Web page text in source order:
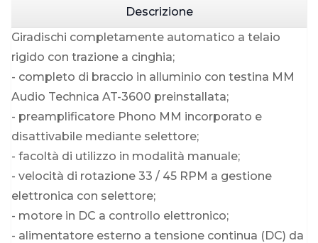
Descrizione
Giradischi completamente automatico a telaio
rigido con trazione a cinghia;
- completo di braccio in alluminio con testina MM
Audio Technica AT-3600 preinstallata;
- preamplificatore Phono MM incorporato e
disattivabile mediante selettore;
- facoltà di utilizzo in modalità manuale;
- velocità di rotazione 33 / 45 RPM a gestione
elettronica con selettore;
- motore in DC a controllo elettronico;
- alimentatore esterno a tensione continua (DC) da